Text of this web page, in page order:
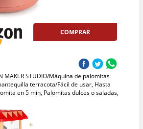
COMPRAR
MAKER STUDIO/Máquina de palomitas
terracota/Fácil de usar, Hasta
en 5 min, Palomitas dulces o saladas,